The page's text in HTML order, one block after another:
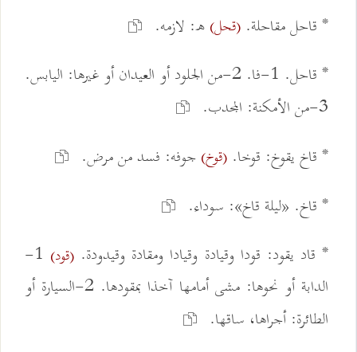
* قاحل مقاحلة. (قحل)ه: لازمه.
* قاحل. 1-فا. 2-من الجلود أو العيدان أو غيرها: اليابس.
3-من الأمكنة: المجدب.
* قاخ يقوخ: قوخا. (قوخ)جوفه: فسد من مرض.
* قاخ. «ليلة قاخ»: سوداء.
* قاد يقود: قودا وقيادة وقيادا ومقادة وقيدودة. (قود)
1-
الدابة أو نحوها: مشى أمامها آخذا بمقودها. 2-السيارة أو
الطائرة: أجراها، ساقها.